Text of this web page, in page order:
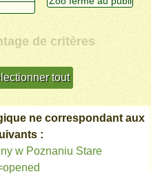
de critères
ne correspondant aux
:
w Poznaniu Stare